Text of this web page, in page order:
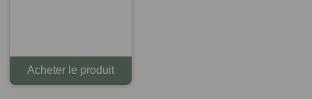
Acheter le produit